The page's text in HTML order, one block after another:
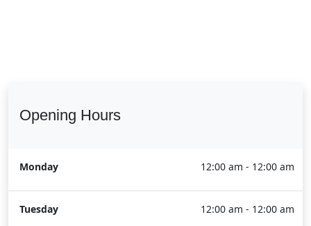
Opening Hours
Monday 12:00 am - 12:00 am
Tuesday 12:00 am - 12:00 am